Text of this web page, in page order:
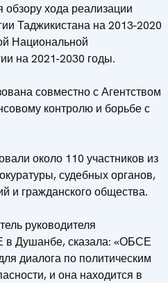
хода реализации
Таджикистана на 2013-2020
Национальной
на 2021-2030 годы.
совместно с Агентством
контролю и борьбе с
около 110 участников из
судебных органов,
и гражданского общества.
руководителя
Душанбе, сказала: «ОБСЕ
диалога по политическим
и она находится в